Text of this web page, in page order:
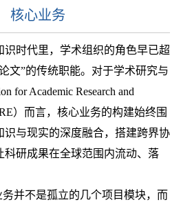
核心业务
识时代里，学术组织的角色早已超
文”的传统职能。对于学术研究与
for Academic Research and
）而言，核心业务的构建始终围
识与现实的深度融合，搭建跨界协
科研成果在全球范围内流动、落
并不是孤立的几个项目模块，而